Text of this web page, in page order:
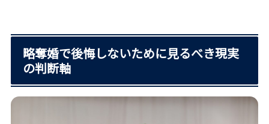
略奪婚で後悔しないために見るべき現実
の判断軸